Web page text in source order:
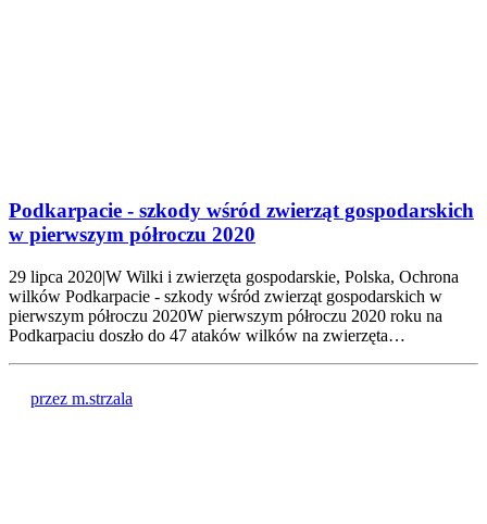
Podkarpacie - szkody wśród zwierząt gospodarskich
w pierwszym półroczu 2020
29 lipca 2020|W Wilki i zwierzęta gospodarskie, Polska, Ochrona
wilków Podkarpacie - szkody wśród zwierząt gospodarskich w
pierwszym półroczu 2020W pierwszym półroczu 2020 roku na
Podkarpaciu doszło do 47 ataków wilków na zwierzęta…
przez m.strzala